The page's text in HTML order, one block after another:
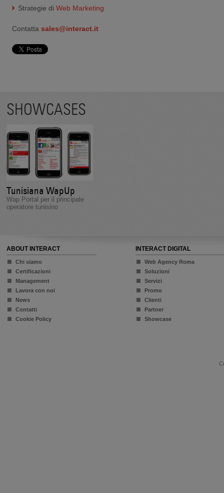
Strategie di Web Marketing
Contatta sales@interact.it
SHOWCASES
Tunisiana WapUp
Wap Portal per il principale
operatore tunisino
ABOUT INTERACT
Chi siamo
Certificazioni
Management
Lavora con noi
News
Contatti
Cookie Policy
INTERACT DIGITAL
Web Agency Roma
Soluzioni
Servizi
Promo
Clienti
Partner
Showcase